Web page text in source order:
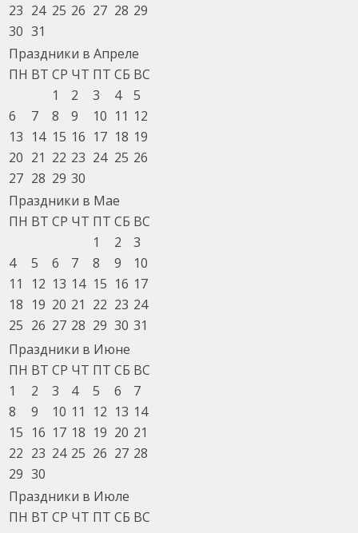
23 24 25 26 27 28 29
30 31
Праздники в Апреле
ПН ВТ СР ЧТ ПТ СБ ВС
1
2 3 4
5
6
7 8 9 10 11 12
13 14 15 16 17 18 19
20 21 22 23 24 25 26
27 28 29 30
Праздники в Мае
ПН ВТ СР ЧТ ПТ СБ ВС
1
2
3
4
5 6 7 8 9
10
11
12 13 14 15 16 17
18 19 20 21 22 23 24
25 26 27 28 29 30 31
Праздники в Июне
ПН ВТ СР ЧТ ПТ СБ ВС
1
2 3 4 5 6
7
8
9 10 11 12 13 14
15 16 17 18 19 20 21
22 23 24 25 26 27 28
29 30
Праздники в Июле
ПН ВТ СР ЧТ ПТ СБ ВС